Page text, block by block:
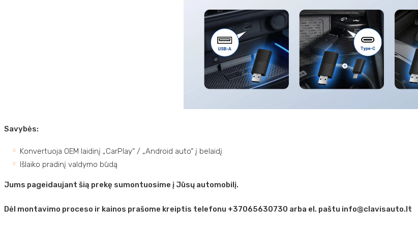
Savybės:
Konvertuoja OEM laidinį „CarPlay“ / „Android auto“ į belaidį
Išlaiko pradinį valdymo būdą
Jums pageidaujant šią prekę sumontuosime į Jūsų automobilį.
Dėl montavimo proceso ir kainos prašome kreiptis telefonu +37065630730 arba el. paštu info@clavisauto.lt